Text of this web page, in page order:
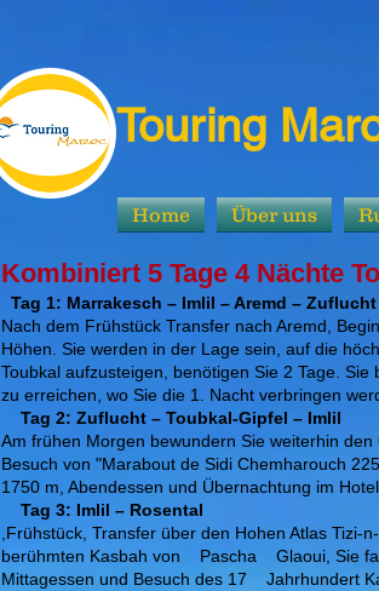
Touring
Home Über uns
Kombiniert 5 Tage 4 Nächte
Tag 1: Marrakesch – Imlil – Aremd – Zuflucht
Nach dem Frühstück Transfer nach Aremd,
Höhen. Sie werden in der Lage sein, auf die
Toubkal aufzusteigen, benötigen Sie 2 Tage.
zu erreichen, wo Sie die 1. Nacht verbringen
Tag 2: Zuflucht – Toubkal-Gipfel – Imlil
Am frühen Morgen bewundern Sie weiterhin
Besuch von "Marabout de Sidi Chemharouch
1750 m, Abendessen und Übernachtung im Hotel.
Tag 3: Imlil – Rosental
,Frühstück, Transfer über den Hohen Atlas
berühmten Kasbah von
Pascha Glaoui, Sie
Mittagessen und Besuch des 17
Jahrhundert